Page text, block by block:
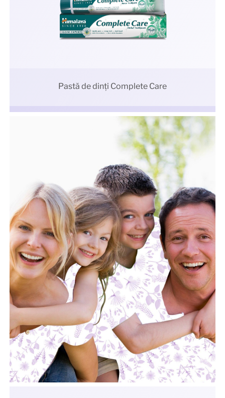
Pastă de dinți Complete Care